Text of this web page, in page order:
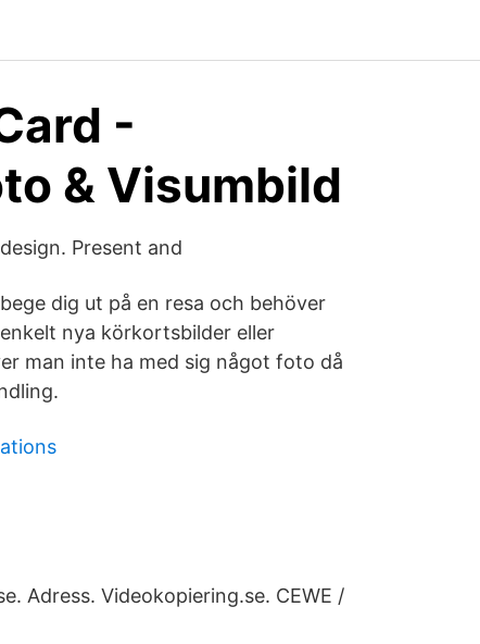
-
& Visumbild
Present and
dig ut på en resa och behöver
nya körkortsbilder eller
man inte ha med sig något foto då
Adress. Videokopiering.se. CEWE /